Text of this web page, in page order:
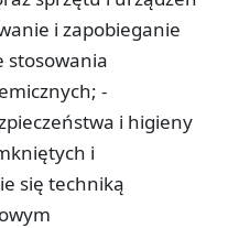
i zapobieganie
stosowania
-
i higieny
i
się techniką